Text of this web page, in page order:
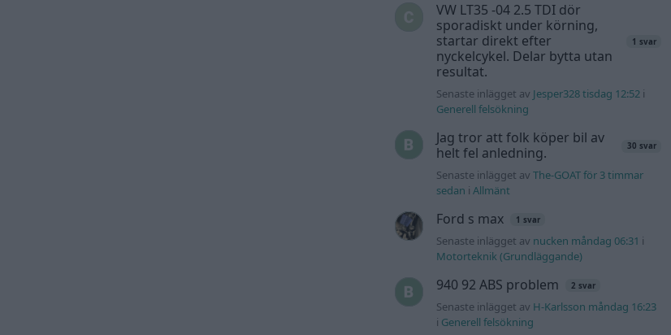
VW LT35 -04 2.5 TDI dör
sporadiskt under körning,
startar direkt efter
nyckelcykel. Delar bytta utan
resultat.
1 svar
Senaste inlägget av Jesper328 tisdag 12:52 i
Generell felsökning
Jag tror att folk köper bil av
helt fel anledning.
30 svar
Senaste inlägget avThe-GOAT för 3 timmar
sedan iAllmänt
Ford s max 1 svar
Senaste inlägget av nucken måndag 06:31 i
Motorteknik (Grundläggande)
940 92 ABS problem 2 svar
Senaste inlägget av H-Karlsson måndag 16:23
i Generell felsökning